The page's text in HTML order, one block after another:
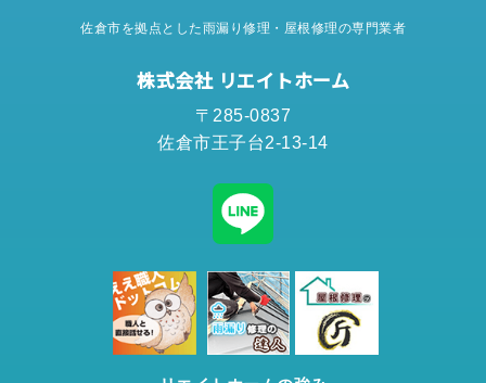
佐倉市を拠点とした雨漏り修理・屋根修理の専門業者
株式会社 リエイトホーム
〒285-0837
佐倉市王子台2-13-14